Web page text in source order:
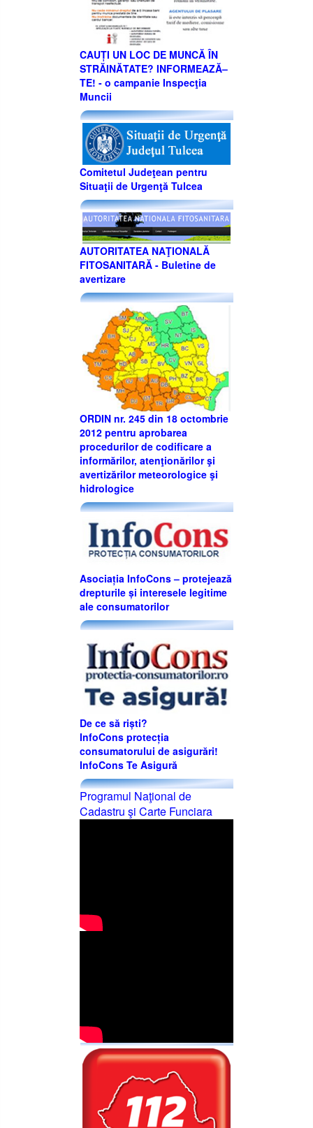
CAUȚI UN LOC DE MUNCĂ ÎN
STRĂINĂTATE? INFORMEAZĂ–
TE! - o campanie Inspecţia
Muncii
Comitetul Judeţean pentru
Situaţii de Urgenţă Tulcea
AUTORITATEA NAŢIONALĂ
FITOSANITARĂ - Buletine de
avertizare
ORDIN nr. 245 din 18 octombrie
2012 pentru aprobarea
procedurilor de codificare a
informărilor, atenţionărilor şi
avertizărilor meteorologice şi
hidrologice
Asociația InfoCons – protejează
drepturile și interesele legitime
ale consumatorilor
De ce să riști?
InfoCons protecția
consumatorului de asigurări!
InfoCons Te Asigură
Programul Naţional de
Cadastru şi Carte Funciara